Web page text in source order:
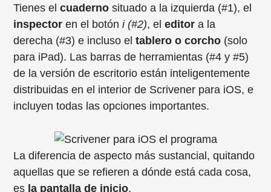
Tienes elcuaderno situado a la izquierda (#1), el
inspector en el botóni (#2), eleditor a la
derecha (#3) e incluso eltablero o corcho (solo
para iPad). Las barras de herramientas (#4 y #5)
de la versión de escritorio están inteligentemente
distribuidas en el interior de Scrivener para iOS, e
incluyen todas las opciones importantes.
La diferencia de aspecto más sustancial, quitando
aquellas que se refieren a dónde está cada cosa,
es la pantalla de inicio.